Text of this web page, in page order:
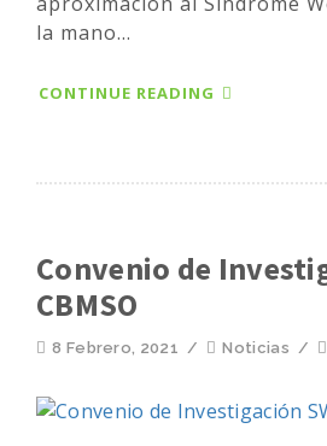
la mano...
CONTINUE READING
Convenio de
CBMSO
8 Febrero, 2021 / Noticias /